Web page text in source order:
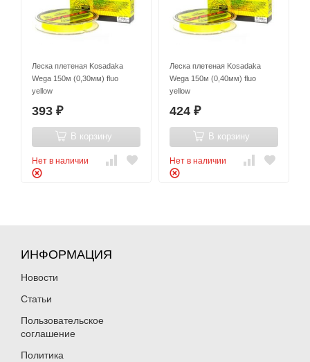
Леска плетеная Kosadaka
Wega 150м (0,30мм) fluo
yellow
393 ₽
В корзину
Нет в наличии
Леска плетеная Kosadaka
Wega 150м (0,40мм) fluo
yellow
424 ₽
В корзину
Нет в наличии
ИНФОРМАЦИЯ
Новости
Статьи
Пользовательское
соглашение
Политика